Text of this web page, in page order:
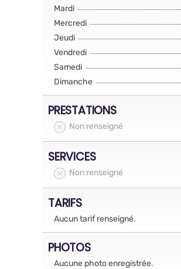
Mardi
Mercredi
Jeudi
Vendredi
Samedi
Dimanche
PRESTATIONS
Non renseigné
SERVICES
Non renseigné
TARIFS
Aucun tarif renseigné.
PHOTOS
Aucune photo enregistrée.